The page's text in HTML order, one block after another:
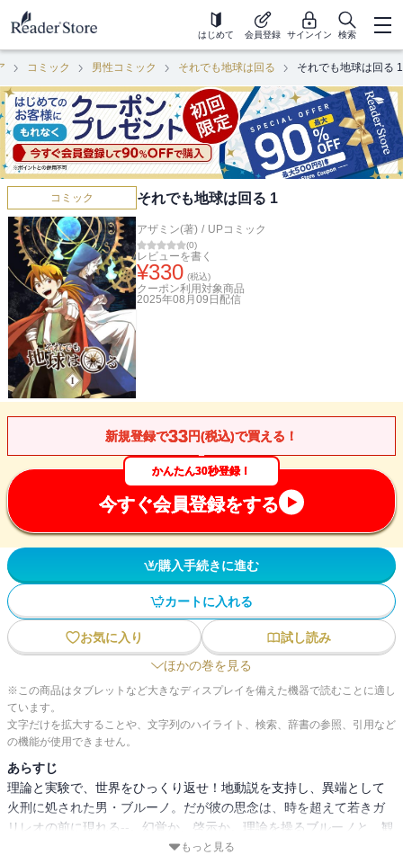
はじめて 会員登録 サインイン 検索
コミック 男性コミック それでも地球は回る それでも地球は回る 1
コミック それでも地球は回る 1
アザミン(著) / UPコミック
(0)
レビューを書く
¥330 (税込)
クーポン利用対象商品
2025年08月09日 配信
新規登録で33円(税込)で買える！
かんたん30秒登録！
今すぐ会員登録をする
購入手続きに進む
カートに入れる
お気に入り
試し読み
ほかの巻を見る
※この商品はタブレットなど大きなディスプレイを備えた機器で読むことに適し
ています。
文字だけを拡大することや、文字列のハイライト、検索、辞書の参照、引用など
の機能が使用できません。
あらすじ
理論と実験で、世界をひっくり返せ！地動説を支持し、異端として
火刑に処された男・ブルーノ。だが彼の思念は、時を超えて若きガ
リレオの前に現れる--。幻覚か、啓示か。理論を操るブルーノと、観
測に挑むガリレオ。中世の「常識」を打ち破るべく、二人の知が交
もっと見る